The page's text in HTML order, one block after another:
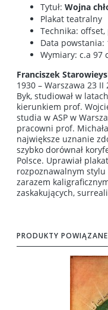
Tytuł: Wojna
Plakat teatralny
Technika:
Data powstania:
Wymiary: c.a 97
Franciszek
1930 – Warszawa 23
Byk, studiował w
kierunkiem prof.
studia w ASP w
pracowni prof.
największe uznanie
szybko dorównał
Polsce. Uprawiał
rozpoznawalnym
zarazem
zaskakujących,
PRODUKTY POWIĄZANE